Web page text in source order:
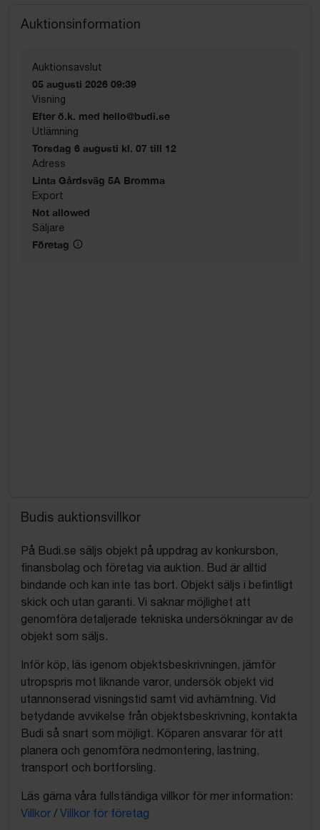
Auktionsinformation
Auktionsavslut
05 augusti 2026 09:39
Visning
Efter ö.k. med hello@budi.se
Utlämning
Torsdag 6 augusti kl. 07 till 12
Adress
Linta Gårdsväg 5A Bromma
Export
Not allowed
Säljare
Företag
Budis auktionsvillkor
På Budi.se säljs objekt på uppdrag av konkursbon,
finansbolag och företag via auktion. Bud är alltid
bindande och kan inte tas bort. Objekt säljs i befintligt
skick och utan garanti. Vi saknar möjlighet att
genomföra detaljerade tekniska undersökningar av de
objekt som säljs.
Inför köp, läs igenom objektsbeskrivningen, jämför
utropspris mot liknande varor, undersök objekt vid
utannonserad visningstid samt vid avhämtning. Vid
betydande avvikelse från objektsbeskrivning, kontakta
Budi så snart som möjligt. Köparen ansvarar för att
planera och genomföra nedmontering, lastning,
transport och bortforsling.
Läs gärna våra fullständiga villkor för mer information:
Villkor / Villkor för företag